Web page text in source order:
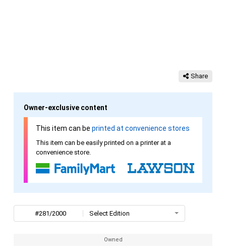
Share
Owner-exclusive content
This item can be printed at convenience stores
This item can be easily printed on a printer at a
convenience store.
#281/2000 Select Edition
Owned